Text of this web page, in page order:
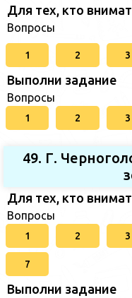
Для тех, кто
Вопросы
1 2 3
Выполни задание
Вопросы
1 2 3
49. Г.
Для тех, кто
Вопросы
1 2 3
7
Выполни задание